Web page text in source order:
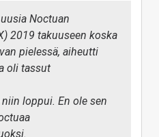
Noctuan
2019 takuuseen koska
pielessä, aiheutti
oli tassut
loppui. En ole sen